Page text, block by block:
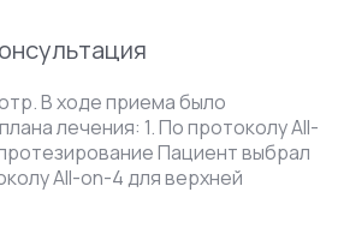
В ходе приема было
лечения: 1. По протоколу All-
Пациент выбрал
All-on-4 для верхней